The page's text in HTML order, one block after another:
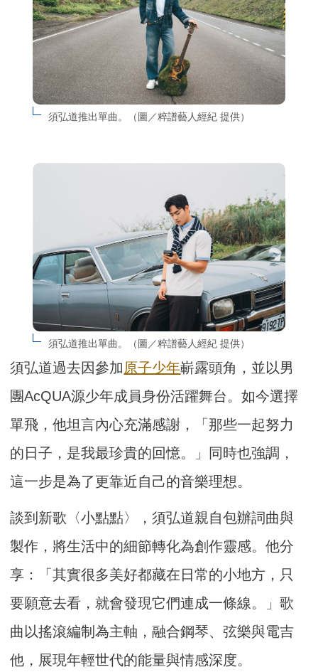
須弘道推出單曲。（圖／粹譜藝人經紀 提供）
須弘道推出單曲。（圖／粹譜藝人經紀 提供）
須弘道過去因參加原子少年嶄露頭角，並以男
團AcQUA源少年成員身份活躍舞台。如今選擇
單飛，他坦言內心充滿感謝，「那些一起努力
的日子，是我最珍貴的回憶。」同時也強調，
這一步是為了更靠近自己的音樂理想。
談到新歌〈小點點〉，須弘道親自包辦詞曲與
製作，將生活中的細節轉化為創作靈感。他分
享：「其實很多美好都藏在日常的小地方，只
要願意去看，就會發現它們連成一條線。」歌
曲以搖滾編制為主軸，融合鋼琴、弦樂與電吉
他，展現年輕世代的能量與情感深度。